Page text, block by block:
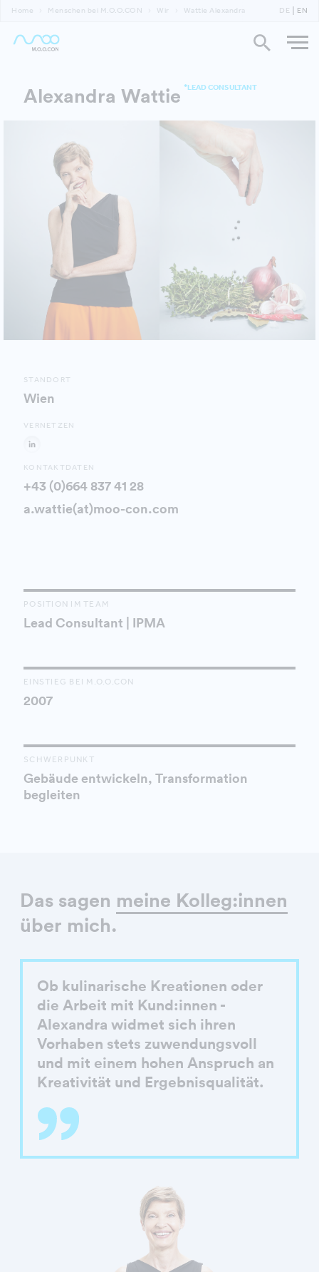
Home Menschen bei M.O.O.CON Wir Wattie Alexandra DE EN
Alexandra Wattie *LEAD CONSULTANT
STANDORT
Wien
VERNETZEN
KONTAKTDATEN
+43 (0)664 837 41 28
a.wattie(at)moo-con.com
POSITION IM TEAM
Lead Consultant | IPMA
EINSTIEG BEI M.O.O.CON
2007
SCHWERPUNKT
Gebäude entwickeln, Transformation
begleiten
Das sagen meine Kolleg:innen
über mich.
Ob kulinarische Kreationen oder
die Arbeit mit Kund:innen -
Alexandra widmet sich ihren
Vorhaben stets zuwendungsvoll
und mit einem hohen Anspruch an
Kreativität und Ergebnisqualität.